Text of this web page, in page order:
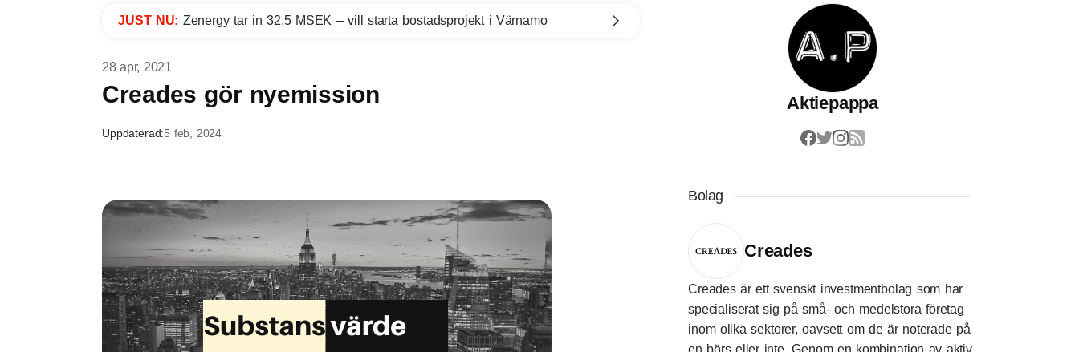
JUST NU: Zenergy tar in 32,5 MSEK – vill starta bostadsprojekt i Värnamo
28 apr, 2021
Creades gör nyemission
Uppdaterad:5 feb, 2024
Aktiepappa
Bolag
Creades
Creades är ett svenskt investmentbolag som har
specialiserat sig på små- och medelstora företag
inom olika sektorer, oavsett om de är noterade på
en börs eller inte. Genom en kombination av aktiv